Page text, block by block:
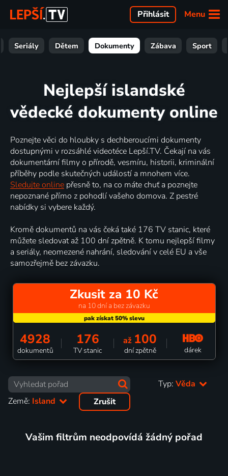
Menu
Přihlásit
Seriály Dětem Dokumenty Zábava Sport
Nejlepší islandské
vědecké dokumenty online
Poznejte věci do hloubky s dechberoucími dokumenty
dostupnými v rozsáhlé videotéce Lepší.TV. Čekají na vás
dokumentární filmy o přírodě, vesmíru, historii, kriminální
příběhy podle skutečných událostí a mnohem více.
Sledujte online přesně to, na co máte chuť a poznejte
nepoznané přímo z pohodlí vašeho domova. Z pestré
nabídky si vybere každý.
Kromě dokumentů na vás čeká také 176 TV stanic, které
můžete sledovat až 100 dní zpětně. K tomu nejlepší filmy
a seriály, neomezené nahrání, sledování v celé EU a vše
samozřejmě bez závazku.
Zkusit za 10 Kč
na 10 dní a bez závazku
4928
dokumentů
176
TV stanic
až 100
dní zpětně dárek
Typ: Věda
Země: Island Zrušit
Vašim filtrům neodpovídá žádný pořad